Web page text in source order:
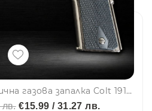
Ефектна и реалистична газова запалка Colt 1911 🔥, метален корпус, ветроупорна
лв.€15.99 / 31.27 лв.